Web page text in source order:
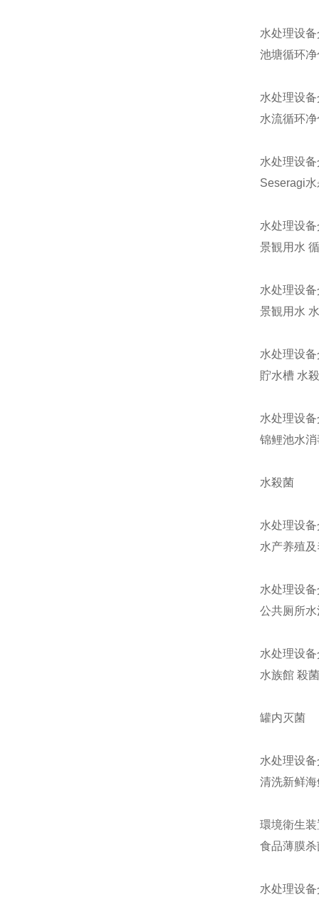
水处理设
池塘循环净
水处理设
水流循环净
水处理设
Seseragi水
水处理设
景観用水
水处理设
景観用水
水处理设
貯水槽 水
水处理设
锦鲤池水消
水殺菌
水处理设
水产养殖
水处理设
公共厕所水
水处理设
水族館 殺菌
罐内灭菌
水处理设
清洗新鲜
環境衛生
食品薄膜杀
水处理设